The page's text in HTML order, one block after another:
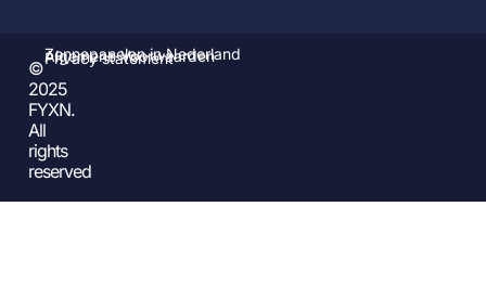
©
2025
FYXN.
All
rights
reserved
Zonnepanelen in Nederland
Algemene Voorwaarden
Privacy statement